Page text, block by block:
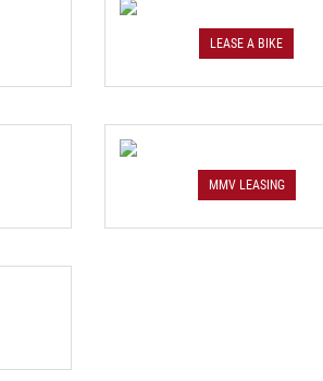
LEASE A BIKE
MMV LEASING